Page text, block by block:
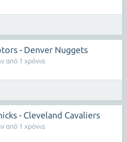
- Denver Nuggets
από 1 χρόνια
- Cleveland Cavaliers
από 1 χρόνια